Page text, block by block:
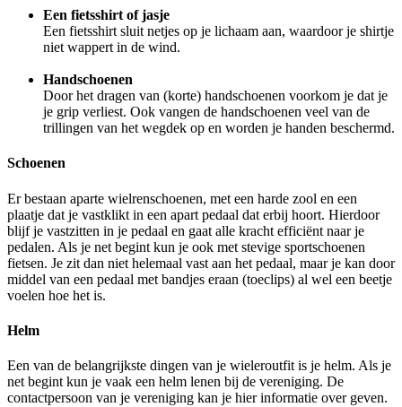
Een fietsshirt of jasje
Een fietsshirt sluit netjes op je lichaam aan, waardoor je shirtje
niet wappert in de wind.
Handschoenen
Door het dragen van (korte) handschoenen voorkom je dat je
je grip verliest. Ook vangen de handschoenen veel van de
trillingen van het wegdek op en worden je handen beschermd.
Schoenen
Er bestaan aparte wielrenschoenen, met een harde zool en een
plaatje dat je vastklikt in een apart pedaal dat erbij hoort. Hierdoor
blijf je vastzitten in je pedaal en gaat alle kracht efficiënt naar je
pedalen. Als je net begint kun je ook met stevige sportschoenen
fietsen. Je zit dan niet helemaal vast aan het pedaal, maar je kan door
middel van een pedaal met bandjes eraan (toeclips) al wel een beetje
voelen hoe het is.
Helm
Een van de belangrijkste dingen van je wieleroutfit is je helm. Als je
net begint kun je vaak een helm lenen bij de vereniging. De
contactpersoon van je vereniging kan je hier informatie over geven.